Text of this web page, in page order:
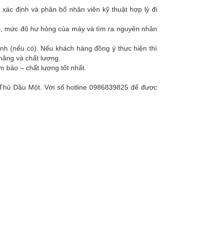
định và phân bổ nhân viên kỹ thuật hợp lý đi
độ hư hỏng của máy và tìm ra nguyên nhân
(nếu có). Nếu khách hàng đồng ý thực hiện thì
và chất lượng.
bảo – chất lượng tốt nhất.
Dầu Một. Với số hotline 0986839825 để được